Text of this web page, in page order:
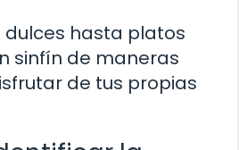
dulces hasta platos
sinfín de maneras
de tus propias